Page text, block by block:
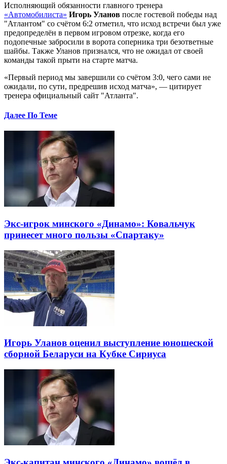
Исполняющий обязанности главного тренера
«Автомобилиста» Игорь Уланов после гостевой победы над
"Атлантом" со счётом 6:2 отметил, что исход встречи был уже
предопределён в первом игровом отрезке, когда его
подопечные забросили в ворота соперника три безответные
шайбы. Также Уланов признался, что не ожидал от своей
команды такой прыти на старте матча.
«Первый период мы завершили со счётом 3:0, чего сами не
ожидали, по сути, предрешив исход матча», — цитирует
тренера официальный сайт "Атланта".
Далее По Теме
Экс-игрок минского «Динамо»: Ковальчук
принесет много пользы «Спартаку»
Игорь Уланов оценил выступление юношеской
сборной Беларуси на Кубке Сириуса